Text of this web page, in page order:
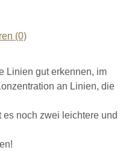
(0)
Linien gut erkennen, im
an Linien, die
es noch zwei leichtere und